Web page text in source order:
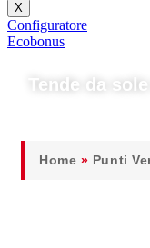
X
Configuratore
Ecobonus
Tende da
Home » Punti